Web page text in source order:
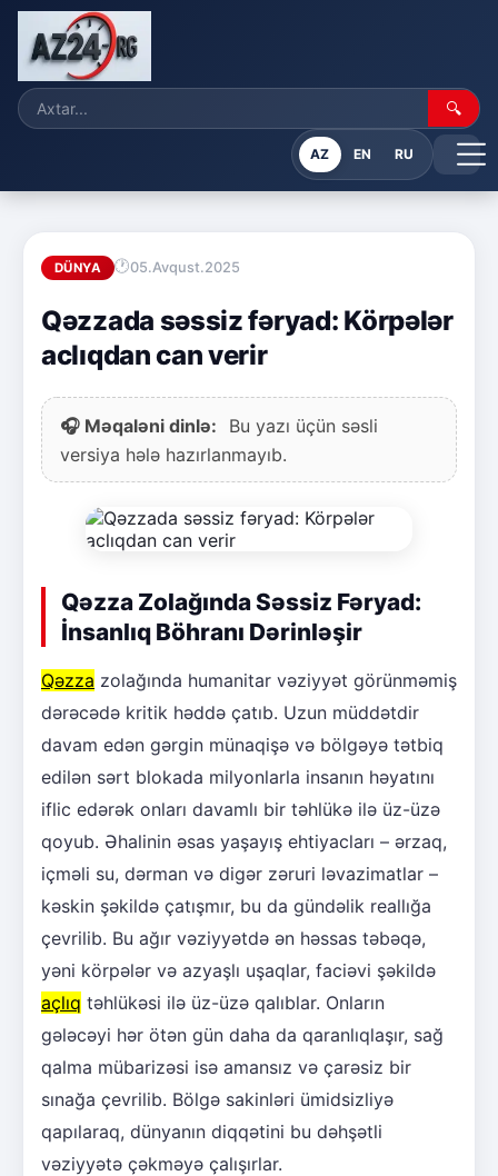
🔍
AZ EN RU
DÜNYA 05.Avqust.2025
Qəzzada səssiz fəryad: Körpələr
aclıqdan can verir
🎧 Məqaləni dinlə:
Bu yazı üçün səsli
versiya hələ hazırlanmayıb.
Qəzza Zolağında Səssiz Fəryad:
İnsanlıq Böhranı Dərinləşir
Qəzza zolağında humanitar vəziyyət görünməmiş
dərəcədə kritik həddə çatıb. Uzun müddətdir
davam edən gərgin münaqişə və bölgəyə tətbiq
edilən sərt blokada milyonlarla insanın həyatını
iflic edərək onları davamlı bir təhlükə ilə üz-üzə
qoyub. Əhalinin əsas yaşayış ehtiyacları – ərzaq,
içməli su, dərman və digər zəruri ləvazimatlar –
kəskin şəkildə çatışmır, bu da gündəlik reallığa
çevrilib. Bu ağır vəziyyətdə ən həssas təbəqə,
yəni körpələr və azyaşlı uşaqlar, faciəvi şəkildə
açlıq təhlükəsi ilə üz-üzə qalıblar. Onların
gələcəyi hər ötən gün daha da qaranlıqlaşır, sağ
qalma mübarizəsi isə amansız və çarəsiz bir
sınağa çevrilib. Bölgə sakinləri ümidsizliyə
qapılaraq, dünyanın diqqətini bu dəhşətli
vəziyyətə çəkməyə çalışırlar.